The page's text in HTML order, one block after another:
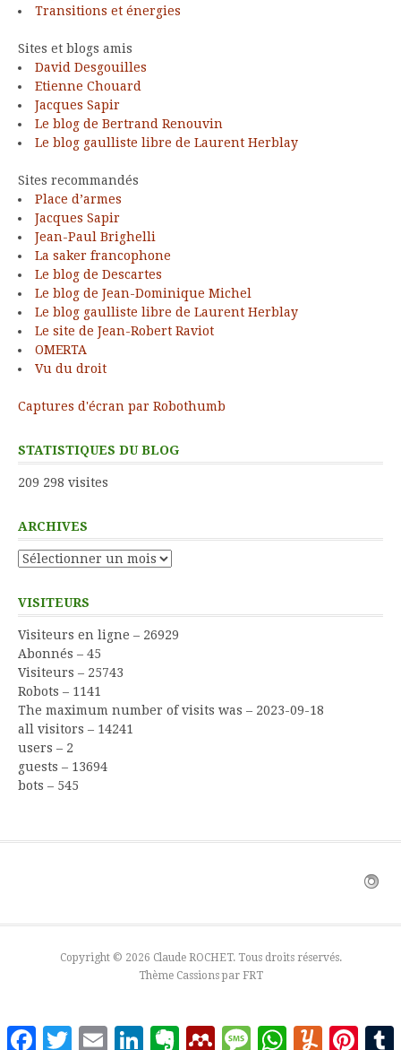
Transitions et énergies
Sites et blogs amis
David Desgouilles
Etienne Chouard
Jacques Sapir
Le blog de Bertrand Renouvin
Le blog gaulliste libre de Laurent Herblay
Sites recommandés
Place d’armes
Jacques Sapir
Jean-Paul Brighelli
La saker francophone
Le blog de Descartes
Le blog de Jean-Dominique Michel
Le blog gaulliste libre de Laurent Herblay
Le site de Jean-Robert Raviot
OMERTA
Vu du droit
Captures d'écran par Robothumb
STATISTIQUES DU BLOG
209 298 visites
ARCHIVES
Archives
VISITEURS
Visiteurs en ligne – 26929
Abonnés – 45
Visiteurs – 25743
Robots – 1141
The maximum number of visits was – 2023-09-18
all visitors – 14241
users – 2
guests – 13694
bots – 545
Copyright © 2026 Claude ROCHET. Tous droits réservés.
Thème Cassions par FRT
FacebookTwitterEmail LinkedInEvernoteMendeleyMessageWhatsAppYummly